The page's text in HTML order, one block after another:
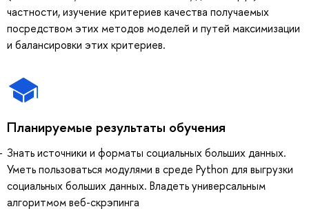
частности, изучение критериев качества получаемых
посредством этих методов моделей и путей максимизации
и балансировки этих критериев.
Планируемые результаты обучения
Знать источники и форматы социальных больших данных.
Уметь пользоваться модулями в среде Python для выгрузки
социальных больших данных. Владеть универсальным
алгоритмом веб-скрэпинга